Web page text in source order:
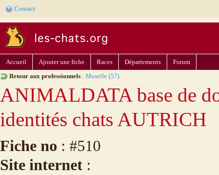
Contact
Accueil Ajouter une fiche Races Départements
Forum
Retour aux professionnels : Moselle (57)
ANIMALDATA base de
identités chats AUTRICH
Fiche no : #510
Site internet :